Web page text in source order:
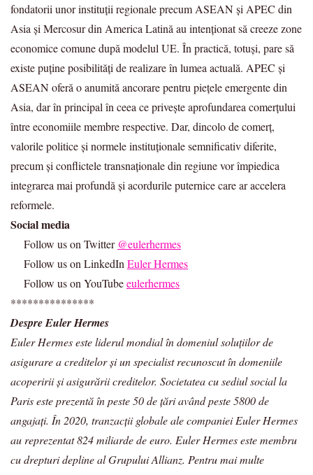
fondatorii unor instituții regionale precum ASEAN și APEC din
Asia și Mercosur din America Latină au intenționat să creeze zone
economice comune după modelul UE. În practică, totuși, pare să
existe puține posibilități de realizare în lumea actuală. APEC și
ASEAN oferă o anumită ancorare pentru piețele emergente din
Asia, dar în principal în ceea ce privește aprofundarea comerțului
între economiile membre respective. Dar, dincolo de comerț,
valorile politice și normele instituționale semnificativ diferite,
precum și conflictele transnaționale din regiune vor împiedica
integrarea mai profundă și acordurile puternice care ar accelera
reformele.
Social media
Follow us on Twitter @eulerhermes
Follow us on LinkedIn Euler Hermes
Follow us on YouTubeeulerhermes
***************
Despre Euler Hermes
Euler Hermes este liderul mondial în domeniul soluțiilor de
asigurare a creditelor și un specialist recunoscut în domeniile
acoperirii și asigurării creditelor. Societatea cu sediul social la
Paris este prezentă în peste 50 de țări având peste 5800 de
angajați. În 2020, tranzacții globale ale companiei Euler Hermes
au reprezentat 824 miliarde de euro. Euler Hermes este membru
cu drepturi depline al Grupului Allianz. Pentru mai multe